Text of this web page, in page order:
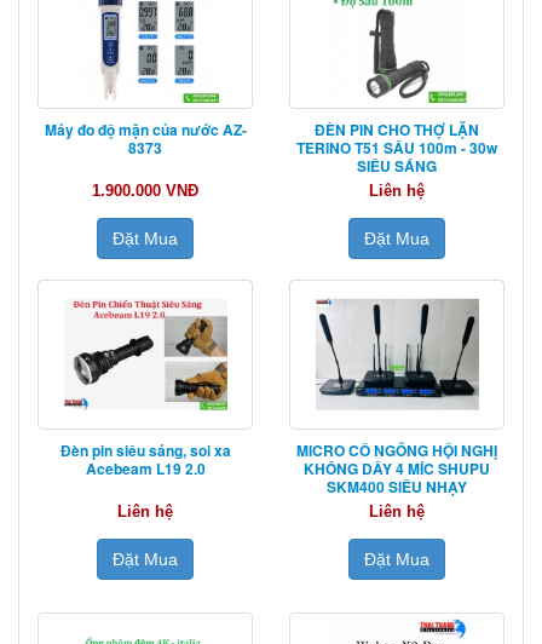
Máy đo độ mặn của nước AZ-
8373
1.900.000 VNĐ
Đặt Mua
ĐÈN PIN CHO THỢ LẶN
TERINO T51 SÂU 100m - 30w
SIÊU SÁNG
Liên hệ
Đặt Mua
Đèn pin siêu sáng, soi xa
Acebeam L19 2.0
Liên hệ
Đặt Mua
MICRO CỔ NGỖNG HỘI NGHỊ
KHÔNG DÂY 4 MÍC SHUPU
SKM400 SIÊU NHẠY
Liên hệ
Đặt Mua